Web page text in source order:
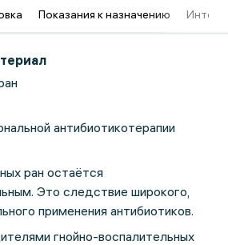
Показания к назначению
антибиотикотерапии
ран остаётся
Это следствие широкого,
применения антибиотиков.
гнойно-воспалительных